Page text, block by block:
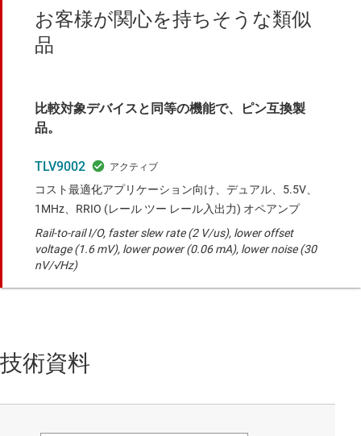
お客様が関心を持ちそうな類似
品
比較対象デバイスと同等の機能で、ピン互換製
品。
TLV9002
コスト最適化アプリケーション向け、デュアル、5.5V、
1MHz、RRIO (レール ツー レール入出力) オペアンプ
Rail-to-rail I/O, faster slew rate (2 V/us), lower offset
voltage (1.6 mV), lower power (0.06 mA), lower noise (30
nV/√Hz)
技術資料